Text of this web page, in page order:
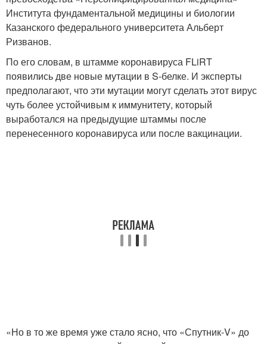
Института фундаментальной медицины и биологии
Казанского федерального университета Альберт
Ризванов.
По его словам, в штамме коронавируса FLiRT
появились две новые мутации в S-белке. И эксперты
предполагают, что эти мутации могут сделать этот вирус
чуть более устойчивым к иммунитету, который
выработался на предыдущие штаммы после
перенесенного коронавируса или после вакцинации.
«Но в то же время уже стало ясно, что «Спутник-V» до